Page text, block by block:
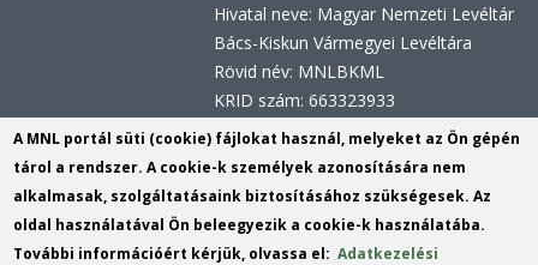
mail)
Hivatal neve: Magyar Nemzeti Levéltár
Bács-Kiskun Vármegyei Levéltára
Rövid név: MNLBKML
KRID szám: 663323933
Hivatali kapu - Központi Érkeztetési
Rendszer (KÉR)
Hivatal neve: Magyar Nemzeti Levéltár
Rövid név: MNL BKML
KRID szám: 113809158
A MNL portál süti (cookie) fájlokat használ, melyeket az Ön gépén
tárol a rendszer. A cookie-k személyek azonosítására nem
alkalmasak, szolgáltatásaink biztosításához szükségesek. Az
oldal használatával Ön beleegyezik a cookie-k használatába.
További információért kérjük, olvassa el:Adatkezelési